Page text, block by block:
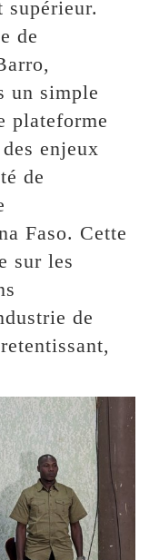
supérieur.
de
un simple
plateforme
enjeux
de
Faso. Cette
sur les
de